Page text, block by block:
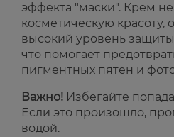
эффекта "маски". Крем
косметическую красоту,
высокий уровень защиты
что помогает
пигментных пятен и
Важно! Избегайте
Если это произошло,
водой.